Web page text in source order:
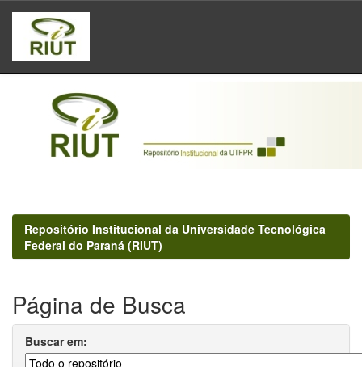
Skip
navigation
Repositório Institucional da Universidade Tecnológica
Federal do Paraná (RIUT)
Página de Busca
Buscar em: